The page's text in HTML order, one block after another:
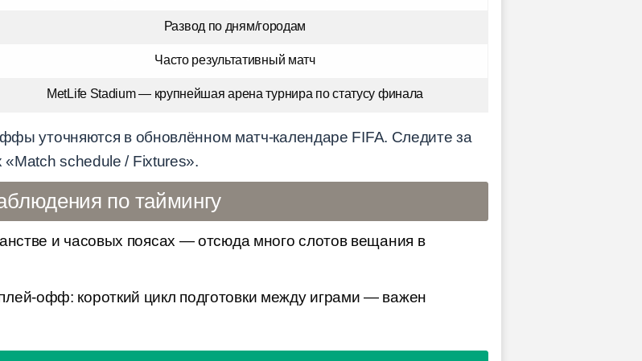
Развод по дням/городам
Часто результативный матч
MetLife Stadium — крупнейшая арена турнира по статусу финала
уточняются в обновлённом матч-календаре FIFA. Следите за
schedule / Fixtures».
по таймингу
и часовых поясах — отсюда много слотов вещания в
офф: короткий цикл подготовки между играми — важен